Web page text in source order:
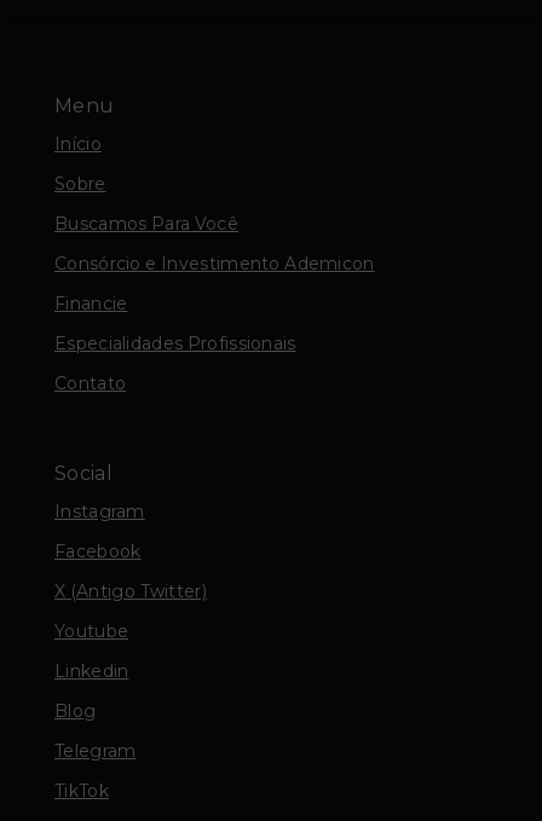
Menu
Início
Sobre
Buscamos Para Você
Consórcio e Investimento Ademicon
Financie
Especialidades Profissionais
Contato
Social
Instagram
Facebook
X (Antigo Twitter)
Youtube
Linkedin
Blog
Telegram
TikTok